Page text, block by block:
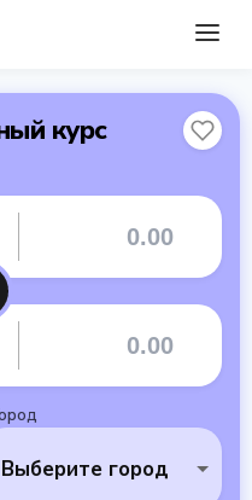
курс
Выберите город